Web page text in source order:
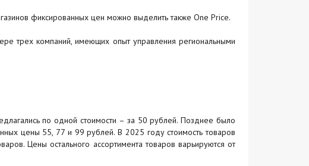
фиксированных цен можно выделить также One Price.
трех компаний, имеющих опыт управления региональными
по одной стоимости – за 50 рублей. Позднее было
цены 55, 77 и 99 рублей. В 2025 году стоимость товаров
Цены остального ассортимента товаров варьируются от